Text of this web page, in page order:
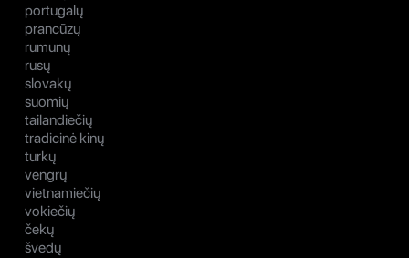
portugalų
prancūzų
rumunų
rusų
slovakų
suomių
tailandiečių
tradicinė kinų
turkų
vengrų
vietnamiečių
vokiečių
čekų
švedų